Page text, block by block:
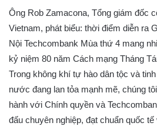
Ông Rob Zamacona, Tổng giám đốc
Vietnam, phát biểu: thời điểm diễn ra
Nội Techcombank Mùa thứ 4 mang
kỷ niệm 80 năm Cách mạng Tháng
Trong không khí tự hào dân tộc và
nước đang lan tỏa mạnh mẽ, chúng
hành với Chính quyền và
đấu chuyên nghiệp, đạt chuẩn quốc